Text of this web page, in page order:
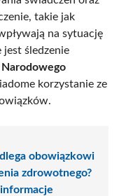
takie jak
na sytuację
jest śledzenie
Narodowego
korzystanie ze
obowiązkowi
zdrowotnego?